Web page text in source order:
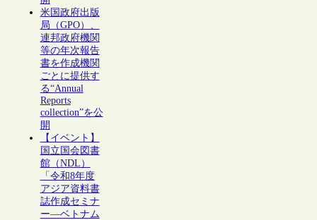
米国政府出版
局（GPO）、
連邦政府機関
等の年次報告
書を作成機関
ごとに提供す
る“Annual
Reports
collection”を公
開
【イベント】
国立国会図書
館（NDL）
「令和8年度
アジア資料書
誌作成セミナ
ー―ベトナム